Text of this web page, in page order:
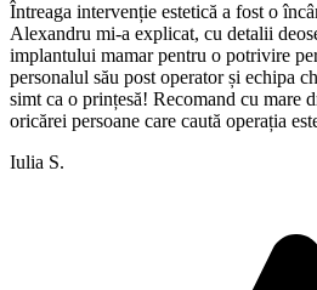
Întreaga intervenție estetică a fost o
Alexandru mi-a explicat, cu detalii
implantului mamar pentru o potrivire
personalul său post operator și echipa
simt ca o prințesă! Recomand cu mare
oricărei persoane care caută operația
Iulia S.